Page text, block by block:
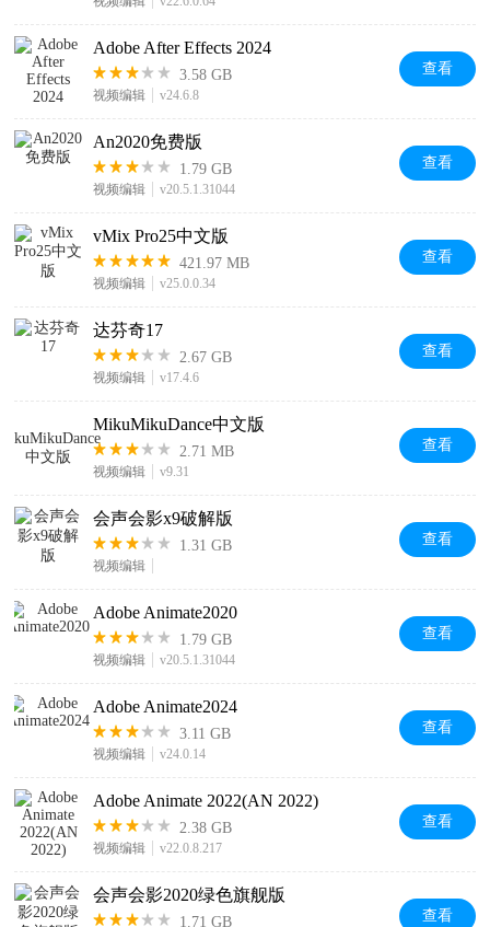
Adobe After Effects 2024
3.58 GB
视频编辑 v24.6.8
查看
An2020免费版
1.79 GB
视频编辑 v20.5.1.31044
查看
vMix Pro25中文版
421.97 MB
视频编辑 v25.0.0.34
查看
达芬奇17
2.67 GB
视频编辑 v17.4.6
查看
MikuMikuDance中文版
2.71 MB
视频编辑 v9.31
查看
会声会影x9破解版
1.31 GB
视频编辑
查看
Adobe Animate2020
1.79 GB
视频编辑 v20.5.1.31044
查看
Adobe Animate2024
3.11 GB
视频编辑 v24.0.14
查看
Adobe Animate 2022(AN 2022)
2.38 GB
视频编辑 v22.0.8.217
查看
会声会影2020绿色旗舰版
1.71 GB 查看